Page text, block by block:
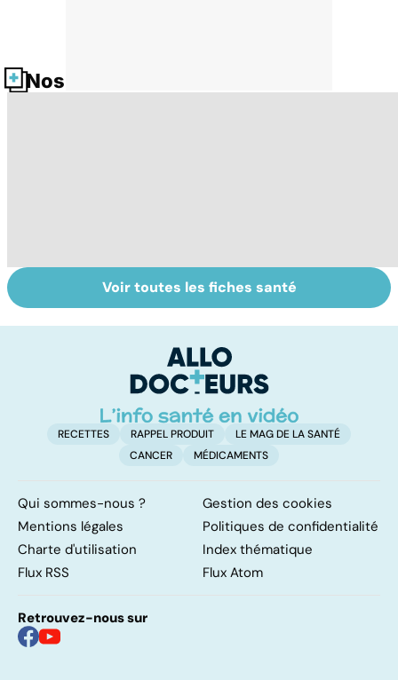
Nos fiches santé
AVC : quand le
cerveau fait une
Accident
vasculaire
également
touché
Voir toutes les fiches santé
RECETTES RAPPEL PRODUIT
LE MAG DE LA SANTÉ
CANCER
MÉDICAMENTS
Qui sommes-nous ?
Gestion des cookies
Mentions légales
Politiques de confidentialité
Charte d'utilisation
Index thématique
Flux RSS
Flux Atom
Retrouvez-nous sur